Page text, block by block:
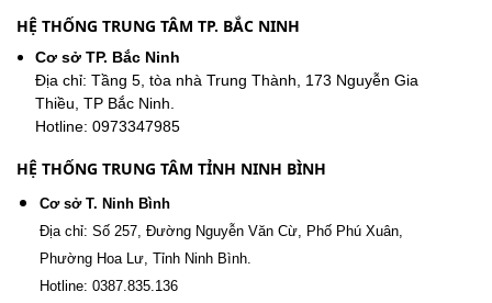
HỆ THỐNG TRUNG TÂM TP. BẮC NINH
Cơ sở TP. Bắc Ninh
Địa chỉ: Tầng 5, tòa nhà Trung Thành, 173 Nguyễn Gia
Thiều, TP Bắc Ninh.
Hotline: 0973347985
HỆ THỐNG TRUNG TÂM TỈNH NINH BÌNH
Cơ sở T. Ninh Bình
Địa chỉ: Số 257, Đường Nguyễn Văn Cừ, Phố Phú Xuân,
Phường Hoa Lư, Tỉnh Ninh Bình.
Hotline: 0387.835.136